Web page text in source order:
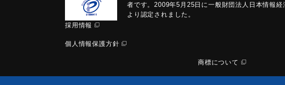
者です。2009年5月25日に一般財団法人日本情報経
より認定されました。
採用情報
個人情報保護方針
商標について